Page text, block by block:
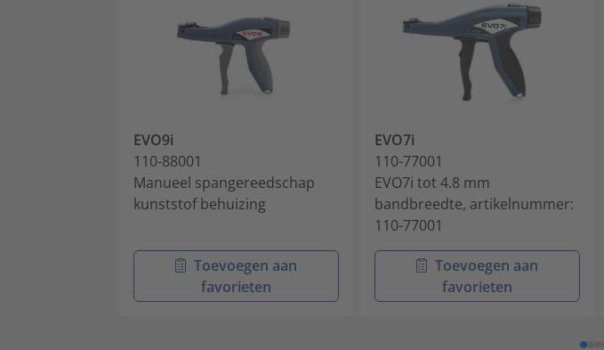
EVO9i
110-88001
Manueel spangereedschap
kunststof behuizing
Toevoegen aan
favorieten
EVO7i
110-77001
EVO7i tot 4.8 mm
bandbreedte, artikelnummer:
110-77001
Toevoegen aan
favorieten